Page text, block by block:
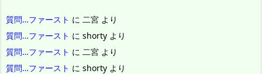
質問…ファースト に 二宮 より
質問…ファースト に shorty より
質問…ファースト に 二宮 より
質問…ファースト に shorty より